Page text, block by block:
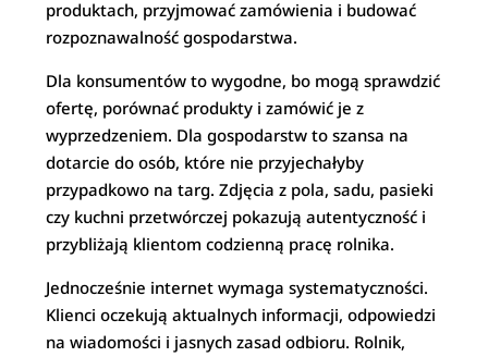
produktach, przyjmować zamówienia i budować
rozpoznawalność gospodarstwa.
Dla konsumentów to wygodne, bo mogą sprawdzić
ofertę, porównać produkty i zamówić je z
wyprzedzeniem. Dla gospodarstw to szansa na
dotarcie do osób, które nie przyjechałyby
przypadkowo na targ. Zdjęcia z pola, sadu, pasieki
czy kuchni przetwórczej pokazują autentyczność i
przybliżają klientom codzienną pracę rolnika.
Jednocześnie internet wymaga systematyczności.
Klienci oczekują aktualnych informacji, odpowiedzi
na wiadomości i jasnych zasad odbioru. Rolnik,